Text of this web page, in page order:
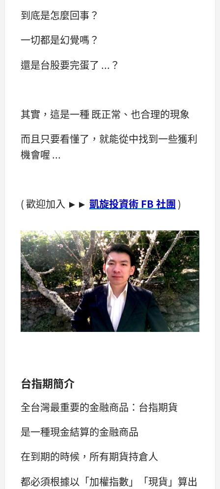
到底是怎麼回事？
一切都是幻覺嗎？
還是台股要完蛋了 ...？
其實，這是一種 既正常、也合理的現象
而且只要看懂了，就能從中找到一些獲利
機會喔 ...
( 歡迎加入 ►► 凱旋投資術 FB 社團 )
台指期簡介
全台灣最重要的金融商品：台指期貨
是一種現金結算的金融商品
在到期的時候，所有期貨持倉人
都必須根據以「加權指數」「現貨」算出